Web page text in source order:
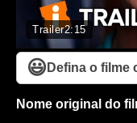
Trailer2:15
😃 Defina o filme
Nome original do